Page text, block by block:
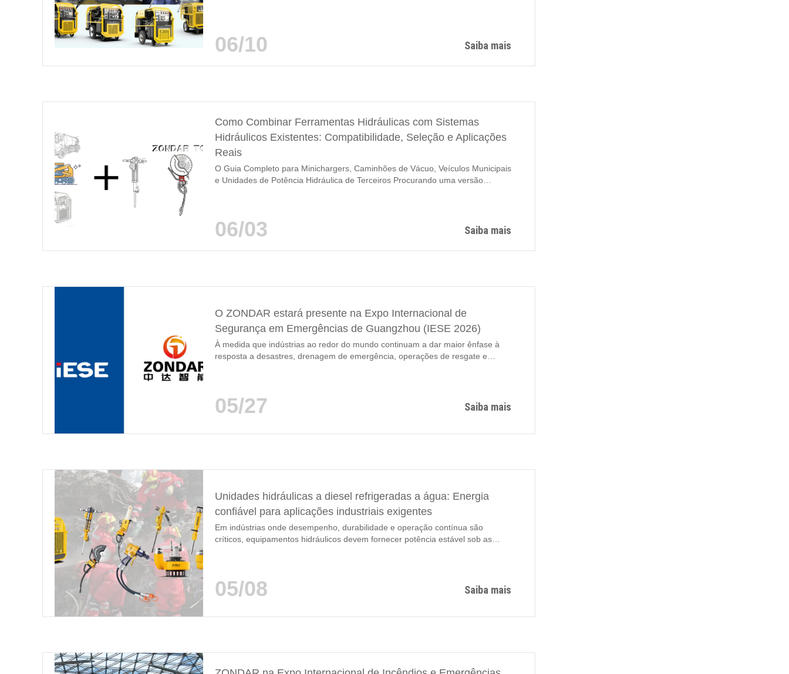
unidade hidráulica de potência que os aciona. Selecionando a unidade
hidráulica correta...
06/10 Saiba mais
Como Combinar Ferramentas Hidráulicas com Sistemas
Hidráulicos Existentes: Compatibilidade, Seleção e Aplicações
Reais
O Guia Completo para Minichargers, Caminhões de Vácuo, Veículos Municipais
e Unidades de Potência Hidráulica de Terceiros Procurando uma versão
ativos existentes. Muitos empreiteiros, municípios e provedores de serviços
públicos já possuem energia hidráulica...
06/03 Saiba mais
O ZONDAR estará presente na Expo Internacional de
Segurança em Emergências de Guangzhou (IESE 2026)
À medida que indústrias ao redor do mundo continuam a dar maior ênfase à
resposta a desastres, drenagem de emergência, operações de resgate e
Expo Internacional de Segurança de Emergência de Guangzhou 2026, uma
das exposições mais influentes da China dedicada à tecnologia de combate a
05/27 Saiba mais
Unidades hidráulicas a diesel refrigeradas a água: Energia
confiável para aplicações industriais exigentes
Em indústrias onde desempenho, durabilidade e operação contínua são
críticos, equipamentos hidráulicos devem fornecer potência estável sob as
Como fabricante profissional que integra P&D, produção e comércio
internacional, a ZONDAR...
05/08 Saiba mais